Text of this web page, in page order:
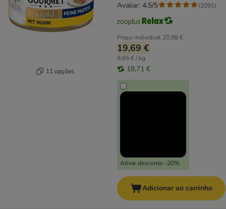
11 opções
Preço individual 20,98 €
19,69 €
9,65 € / kg
18,71 €
Ativar desconto -20%
Avaliar: 4.5/5 (2091)
Adicionar ao carrinho